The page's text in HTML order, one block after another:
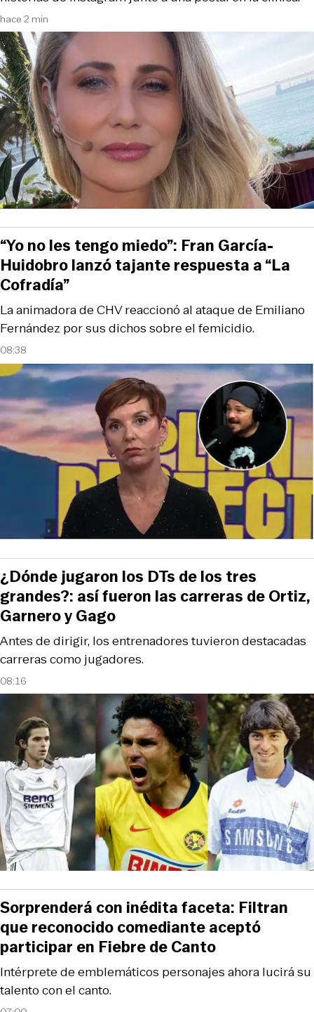
hace 2 min
08:38
La animadora de CHV reaccionó al ataque de Emiliano
Fernández por sus dichos sobre el femicidio.
“Yo no les tengo miedo”: Fran García-
Huidobro lanzó tajante respuesta a “La
Cofradía”
08:16
Antes de dirigir, los entrenadores tuvieron destacadas
carreras como jugadores.
¿Dónde jugaron los DTs de los tres
grandes?: así fueron las carreras de Ortiz,
Garnero y Gago
Intérprete de emblemáticos personajes ahora lucirá su
talento con el canto.
Sorprenderá con inédita faceta: Filtran
que reconocido comediante aceptó
participar en Fiebre de Canto